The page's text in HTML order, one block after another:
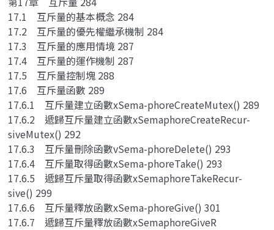
17.1 互斥量的基本概念 284
17.2 互斥量的優先權繼承機制 284
17.3 互斥量的應用情境 287
17.4 互斥量的運作機制 287
17.5 互斥量控制塊 288
17.6 互斥量函數 289
17.6.1 互斥量建立函數xSema-phoreCreateMutex() 289
17.6.2 遞歸互斥量建立函數xSemaphoreCreateRecur-
siveMutex() 292
17.6.3 互斥量刪除函數vSema-phoreDelete() 293
17.6.4 互斥量取得函數xSema-phoreTake() 293
17.6.5 遞歸互斥量取得函數xSemaphoreTakeRecur-
sive() 299
17.6.6 互斥量釋放函數xSema-phoreGive() 301
17.6.7 遞歸互斥量釋放函數xSemaphoreGiveR